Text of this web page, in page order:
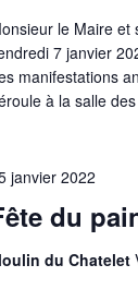
le Maire et
7 janvier
manifestations
à la salle
du
janvier 2022
du Chatelet